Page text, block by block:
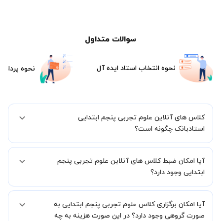
سوالات متداول
نحوه انتخاب استاد ایده آل نحوه
کلاس های آنلاین علوم تجربی پنجم ابتدایی
استادبانک چگونه است؟
شما میدهیم که استاد شما پیش از جلسه تمامی موارد لازم برای برگزاری
یک کلاس آنلاین با کیفیت و مفید را به شما توضیح خواهند داد.
آیا امکان ضبط کلاس های آنلاین علوم تجربی پنجم
ابتدایی وجود دارد؟
کنید.
آیا امکان برگزاری کلاس علوم تجربی پنجم ابتدایی به
صورت گروهی وجود دارد؟ در این صورت هزینه به چه